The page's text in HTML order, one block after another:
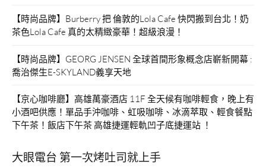
【時尚品牌】Burberry 把 倫敦的Lola Cafe 快閃搬到台北！奶
茶色Lola Cafe 真的太精緻豪華！超級浪漫！
【時尚品牌】GEORG JENSEN 全球首間形象概念店嶄新開幕 :
喬治傑生E-SKYLAND義享天地
【京心咖啡廳】高雄萬豪酒店 11F 全天候有咖啡輕食，晚上有
小酒吧供應！單品手沖咖啡、虹吸咖啡、冰滴萃取、輕食餐點
下午茶！飯店下午茶 高雄捷運輕軌凹子底捷運站 ！
大眼電台 第一次烤吐司就上手